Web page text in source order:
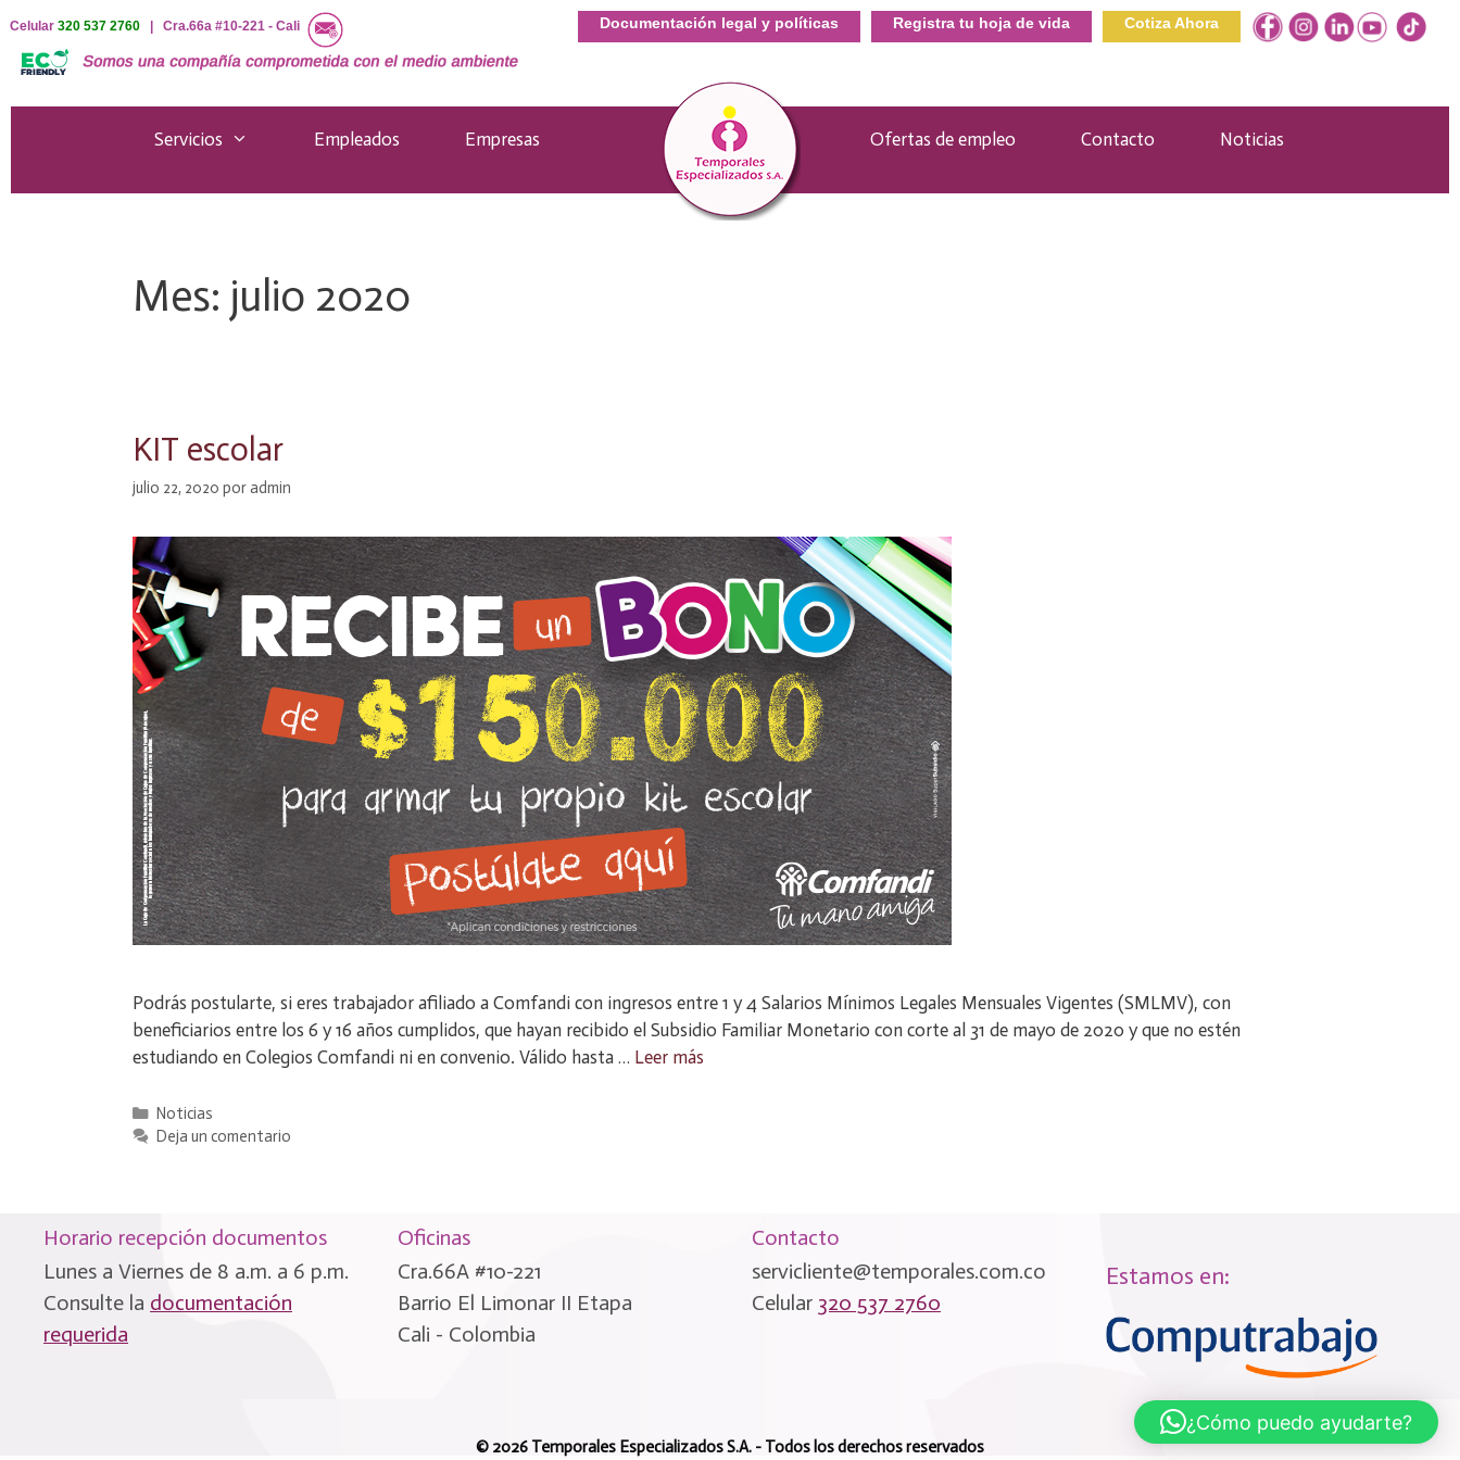
contenido
Celular 320 537 2760 | Cra.66a #10-221 - Cali Documentación legal y políticas Registra tu hoja de vida Cotiza Ahora
Servicios Empleados Empresas Ofertas de empleo Contacto Noticias
Mes: julio 2020
KIT escolar
julio 22, 2020 poradmin
Podrás postularte, si eres trabajador afiliado a Comfandi con ingresos entre 1 y 4 Salarios Mínimos Legales Mensuales Vigentes (SMLMV), con
beneficiarios entre los 6 y 16 años cumplidos, que hayan recibido el Subsidio Familiar Monetario con corte al 31 de mayo de 2020 y que no estén
estudiando en Colegios Comfandi ni en convenio. Válido hasta … Leer más
Categorías
Noticias
Deja un comentario
Horario recepción documentos
Lunes a Viernes de 8 a.m. a 6 p.m.
Consulte la documentación
requerida
Oficinas
Cra.66A #10-221
Barrio El Limonar II Etapa
Cali - Colombia
Contacto
servicliente@temporales.com.co
Celular 320 537 2760
Estamos en:
© 2026 Temporales Especializados S.A. - Todos los derechos reservados
¿Cómo puedo ayudarte?